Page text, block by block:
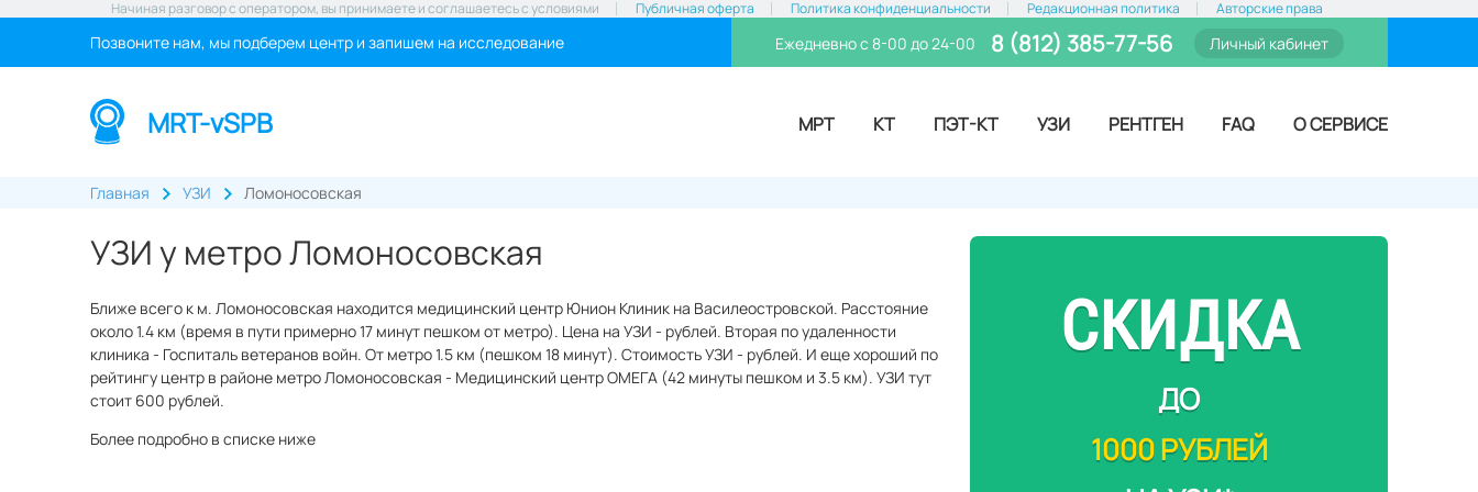
Начиная разговор с оператором, вы принимаете и соглашаетесь с условиями Публичная оферта Политика конфиденциальности Редакционная политика Авторские права
Позвоните нам, мы подберем центр и запишем на исследование Ежедневно с 8-00 до 24-00 8 (812) 385-77-56 Личный кабинет
MRT-vSPB МРТ КТ ПЭТ-КТ УЗИ РЕНТГЕН FAQ О СЕРВИСЕ
Главная УЗИ Ломоносовская
УЗИ у метро Ломоносовская
Ближе всего к м. Ломоносовская находится медицинский центр Юнион Клиник на Василеостровской. Расстояние
около 1.4 км (время в пути примерно 17 минут пешком от метро). Цена на УЗИ - рублей. Вторая по удаленности
клиника - Госпиталь ветеранов войн. От метро 1.5 км (пешком 18 минут). Стоимость УЗИ - рублей. И еще хороший по
рейтингу центр в районе метро Ломоносовская - Медицинский центр ОМЕГА (42 минуты пешком и 3.5 км). УЗИ тут
стоит 600 рублей.
Более подробно в списке ниже
СКИДКА
ДО
1000 РУБЛЕЙ